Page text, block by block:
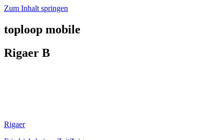
Zum Inhalt springen
toploop mobile
Rigaer B
Rigaer